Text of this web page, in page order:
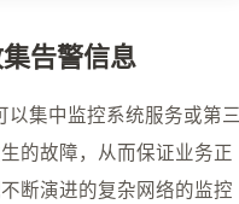
告警信息
以集中监控系统服务或第
的故障，从而保证业务正
断演进的复杂网络的监控